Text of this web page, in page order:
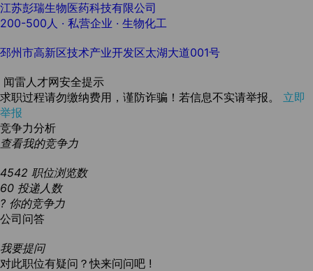
江苏彭瑞生物医药科技有限公司
200-500人 · 私营企业 · 生物化工
邳州市高新区技术产业开发区太湖大道001号
闻雷人才网安全提示
求职过程请勿缴纳费用，谨防诈骗！若信息不实请举报。 立即
举报
竞争力分析
查看我的竞争力
4542 职位浏览数
60 投递人数
? 你的竞争力
公司问答
我要提问
对此职位有疑问？快来问问吧 !